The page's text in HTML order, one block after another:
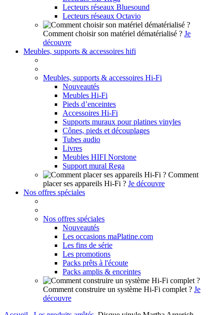
Lecteurs réseaux Bluesound
Lecteurs réseaux Octavio
Comment choisir son matériel dématérialisé ? Je
découvre
Meubles, supports & accessoires hifi
Meubles, supports & accessoires Hi-Fi
Nouveautés
Meubles Hi-Fi
Pieds d’enceintes
Accessoires Hi-Fi
Supports muraux pour platines vinyles
Cônes, pieds et découplages
Tubes audio
Livres
Meubles HIFI Norstone
Support mural Rega
Comment
placer ses appareils Hi-Fi ? Je découvre
Nos offres spéciales
Nos offres spéciales
Nouveautés
Les occasions maPlatine.com
Les fins de série
Les promotions
Packs prêts à l'écoute
Packs amplis & enceintes
Comment construire un système Hi-Fi complet ? Je
découvre